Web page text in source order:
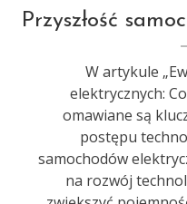
Przyszłość
W artykule
elektrycznych:
omawiane są
postępu
samochodów
na rozwój